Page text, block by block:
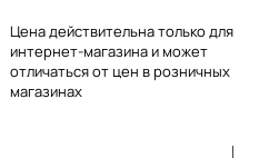
Цена действительна только для
интернет-магазина и может
отличаться от цен в розничных
магазинах